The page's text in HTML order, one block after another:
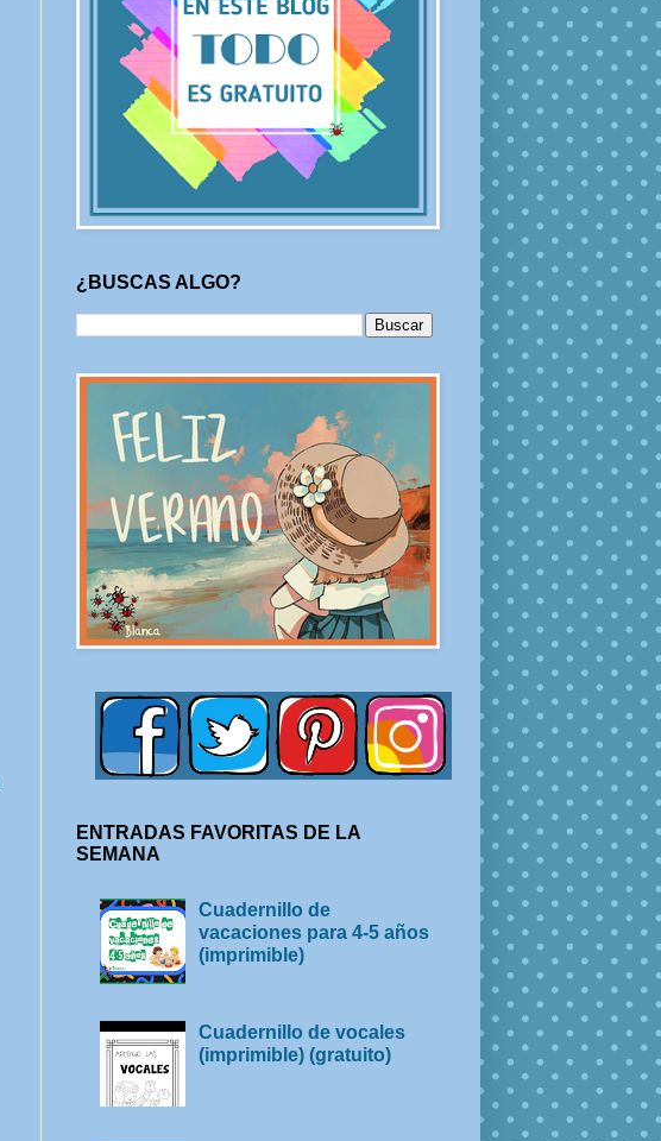
¿BUSCAS ALGO?
ENTRADAS FAVORITAS DE LA
SEMANA
Cuadernillo de
vacaciones para 4-5 años
(imprimible)
Cuadernillo de vocales
(imprimible) (gratuito)